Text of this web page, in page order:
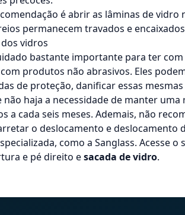
é abrir as lâminas de vidro
permanecem travados e
vidros
bastante importante para ter com
produtos não abrasivos. Eles
de proteção, danificar essas
não haja a necessidade de manter
a cada seis meses. Ademais, não
o deslocamento e deslocamento
como a Sanglass. Acesse
e pé direito esacada de vidro.